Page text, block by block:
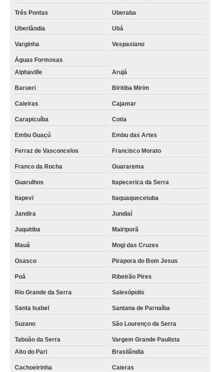
Três Pontas Uberaba
Uberlândia Ubá
Varginha Vespasiano
Águas Formosas
Alphaville
Arujá
Barueri Biritiba Mirim
Caieiras Cajamar
Carapicuíba Cotia
Embu Guaçú Embu das Artes
Ferraz de Vasconcelos Francisco Morato
Franco da Rocha Guararema
Guarulhos Itapecerica da Serra
Itapevi Itaquaquecetuba
Jandira Jundiaí
Juquitiba Mairiporã
Mauá Mogi das Cruzes
Osasco Pirapora do Bom Jesus
Poá Ribeirão Pires
Rio Grande da Serra Salesópolis
Santa Isabel Santana de Parnaíba
Suzano São Lourenço da Serra
Taboão da Serra
Vargem Grande Paulista
Alto do Pari
Brasilândia
Cachoeirinha Caieras